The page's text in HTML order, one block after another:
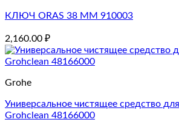
КЛЮЧ ORAS 38 MM 910003
2,160.00 ₽
Grohe
Универсальное чистящее средство
Grohclean 48166000